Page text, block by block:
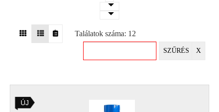
EGYÉB
INFO
TELEFONOS
Találatok száma: 12
SZŰRÉS X
ÚJ